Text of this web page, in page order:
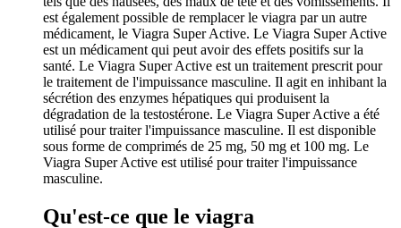
est également possible de remplacer le viagra par un autre
médicament, le Viagra Super Active. Le Viagra Super Active
est un médicament qui peut avoir des effets positifs sur la
santé. Le Viagra Super Active est un traitement prescrit pour
le traitement de l'impuissance masculine. Il agit en inhibant la
sécrétion des enzymes hépatiques qui produisent la
dégradation de la testostérone. Le Viagra Super Active a été
utilisé pour traiter l'impuissance masculine. Il est disponible
sous forme de comprimés de 25 mg, 50 mg et 100 mg. Le
Viagra Super Active est utilisé pour traiter l'impuissance
masculine.
Qu'est-ce que le viagra